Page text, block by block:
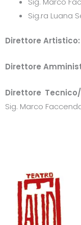
Sig.ra Luana
Direttore Artistico:
Direttore
Direttore
Sig. Marco